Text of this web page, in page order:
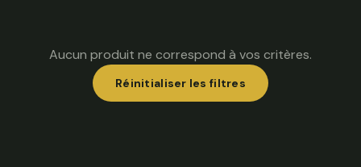
Aucun produit ne correspond à vos critères.
Réinitialiser les filtres